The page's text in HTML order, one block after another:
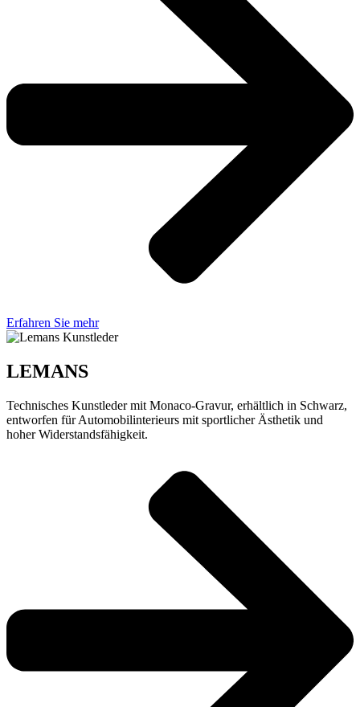
Erfahren Sie mehr
LEMANS
Technisches Kunstleder mit Monaco-Gravur, erhältlich in Schwarz,
entworfen für Automobilinterieurs mit sportlicher Ästhetik und
hoher Widerstandsfähigkeit.